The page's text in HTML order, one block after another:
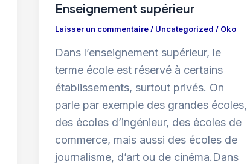
Enseignement supérieur
Laisser un commentaire/ Uncategorized / Oko
Dans l’enseignement supérieur, le
terme école est réservé à certains
établissements, surtout privés. On
parle par exemple des grandes écoles,
des écoles d’ingénieur, des écoles de
commerce, mais aussi des écoles de
journalisme, d’art ou de cinéma.Dans